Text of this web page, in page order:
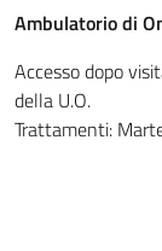
Ambulatorio di
Accesso dopo
della U.O.
Trattamenti: